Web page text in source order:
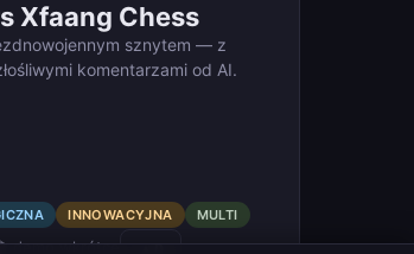
Xfaang Chess
sznytem — z
komentarzami od AI.
INNOWACYJNA MULTI
demo wkrótce ▲0